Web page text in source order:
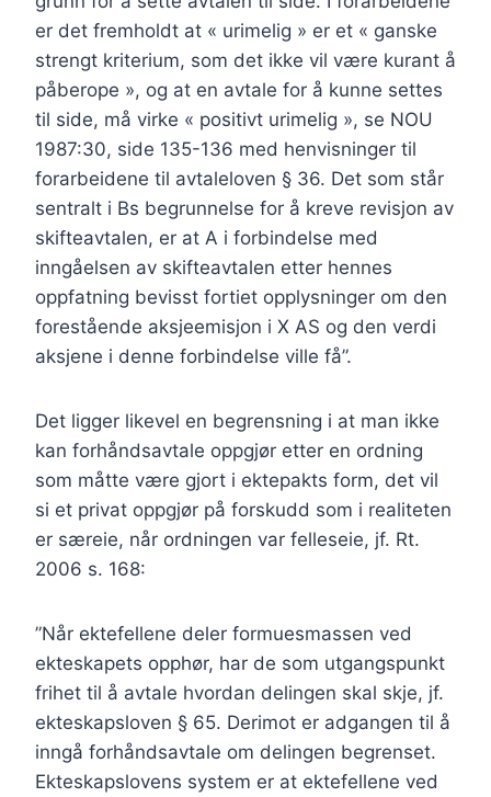
er det fremholdt at « urimelig » er et « ganske
strengt kriterium, som det ikke vil være kurant å
påberope », og at en avtale for å kunne settes
til side, må virke « positivt urimelig », se NOU
1987:30, side 135-136 med henvisninger til
forarbeidene til avtaleloven § 36. Det som står
sentralt i Bs begrunnelse for å kreve revisjon av
skifteavtalen, er at A i forbindelse med
inngåelsen av skifteavtalen etter hennes
oppfatning bevisst fortiet opplysninger om den
forestående aksjeemisjon i X AS og den verdi
aksjene i denne forbindelse ville få”.
Det ligger likevel en begrensning i at man ikke
kan forhåndsavtale oppgjør etter en ordning
som måtte være gjort i ektepakts form, det vil
si et privat oppgjør på forskudd som i realiteten
er særeie, når ordningen var felleseie, jf. Rt.
2006 s. 168:
”Når ektefellene deler formuesmassen ved
ekteskapets opphør, har de som utgangspunkt
frihet til å avtale hvordan delingen skal skje, jf.
ekteskapsloven § 65. Derimot er adgangen til å
inngå forhåndsavtale om delingen begrenset.
Ekteskapslovens system er at ektefellene ved